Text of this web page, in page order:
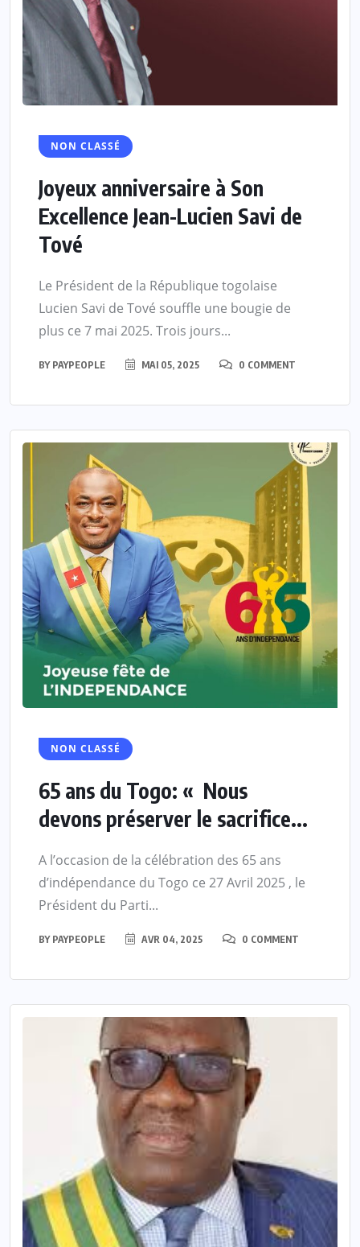
NON CLASSÉ
Joyeux anniversaire à Son
Excellence Jean-Lucien Savi de
Tové
Le Président de la République togolaise
Lucien Savi de Tové souffle une bougie de
plus ce 7 mai 2025. Trois jours...
BY PAYPEOPLE MAI 05, 2025 0 COMMENT
NON CLASSÉ
65 ans du Togo: « Nous
devons préserver le sacrifice...
A l’occasion de la célébration des 65 ans
d’indépendance du Togo ce 27 Avril 2025 , le
Président du Parti...
BY PAYPEOPLE AVR 04, 2025 0 COMMENT